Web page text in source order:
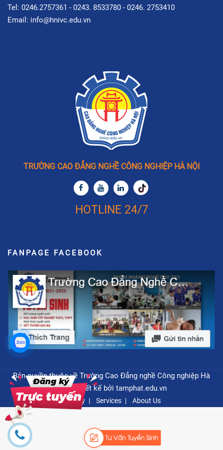
Tel: 0246.2757361 - 0243. 8533780 - 0246. 2753410
Email: info@hnivc.edu.vn
TRƯỜNG CAO ĐẲNG NGHỀ CÔNG NGHIỆP HÀ NỘI
HOTLINE 24/7
FANPAGE FACEBOOK
Bản quyền thuộc về Trường Cao Đẳng nghề Công nghiệp Hà
Nội - Thiết kế bởi tamphat.edu.vn
Privacy Services About Us